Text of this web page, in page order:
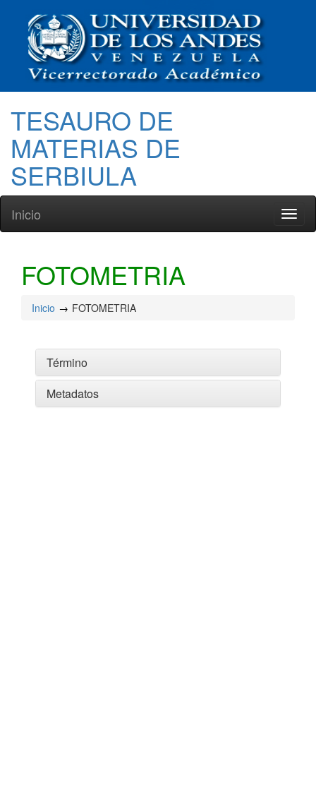
TESAURO DE
MATERIAS DE
SERBIULA
Inicio
FOTOMETRIA
Inicio FOTOMETRIA
Término
Metadatos